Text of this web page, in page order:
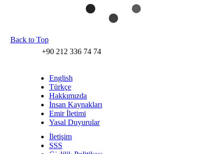
Back to Top
+90 212 336 74 74
English
Türkçe
Hakkımızda
İnsan Kaynakları
Emir İletimi
Yasal Duyurular
İletişim
SSS